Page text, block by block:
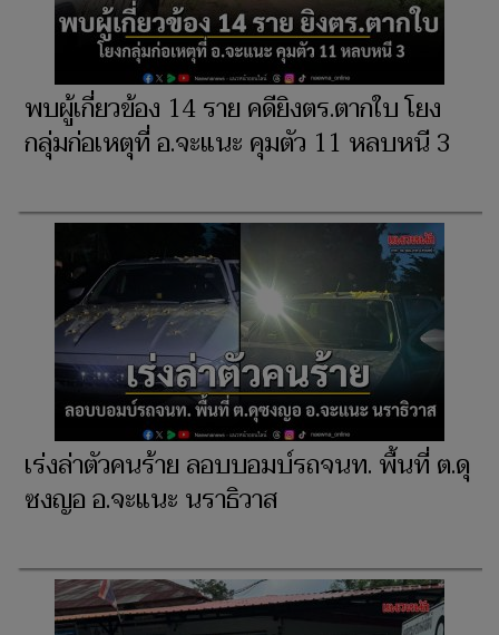
พบผู้เกี่ยวข้อง 14 ราย คดียิงตร.ตากใบ โยง
กลุ่มก่อเหตุที่ อ.จะแนะ คุมตัว 11 หลบหนี 3
เร่งล่าตัวคนร้าย ลอบบอมบ์รถจนท. พื้นที่ ต.ดุ
ซงญอ อ.จะแนะ นราธิวาส